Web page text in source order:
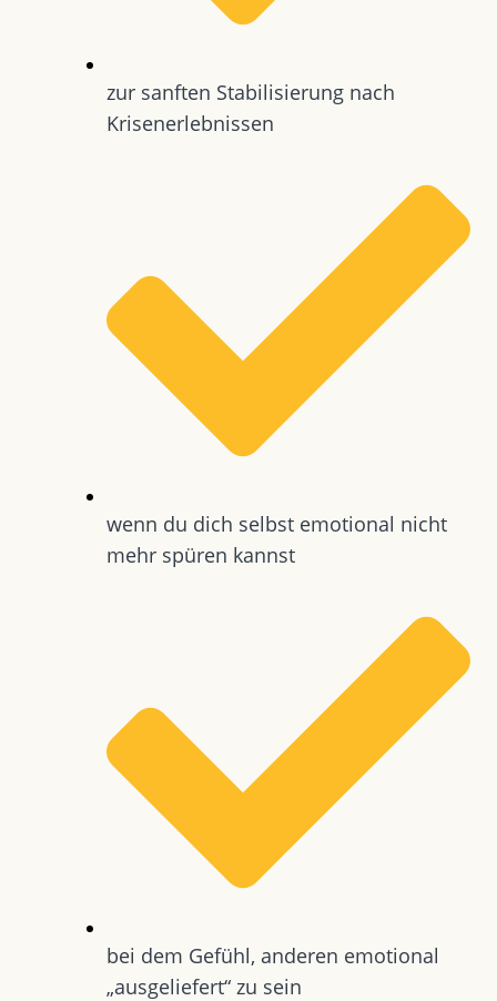
zur sanften Stabilisierung nach
Krisenerlebnissen
wenn du dich selbst emotional nicht
mehr spüren kannst
bei dem Gefühl, anderen emotional
„ausgeliefert“ zu sein